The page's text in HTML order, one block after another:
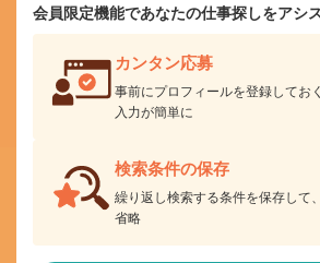
会員限定機能であなたの仕事探しをアシ
カンタン応募
事前にプロフィールを登録してお
入力が簡単に
検索条件の保存
繰り返し検索する条件を保存して
省略